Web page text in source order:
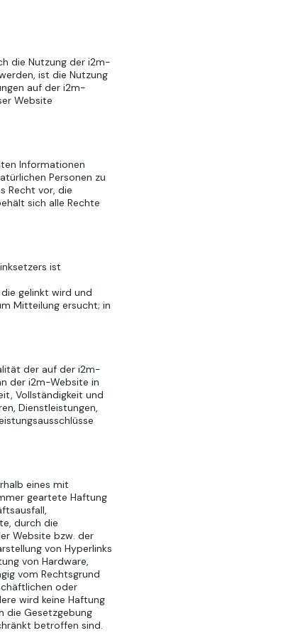
die Nutzung der i2m-
ist die Nutzung
auf der i2m-
Website
Informationen
Personen zu
Recht vor, die
sich alle Rechte
ist
gelinkt wird und
Mitteilung ersucht; in
der auf der i2m-
der i2m-Website in
Vollständigkeit und
Dienstleistungen,
eines mit
geartete Haftung
durch die
Website bzw. der
von Hyperlinks
von Hardware,
vom Rechtsgrund
oder
wird keine Haftung
die Gesetzgebung
betroffen sind.